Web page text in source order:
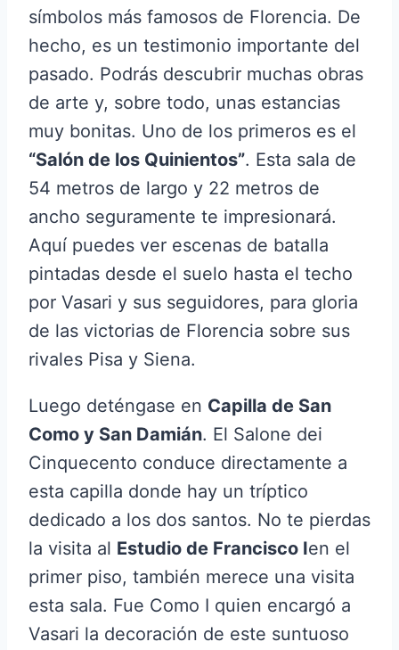
símbolos más famosos de Florencia. De
hecho, es un testimonio importante del
pasado. Podrás descubrir muchas obras
de arte y, sobre todo, unas estancias
muy bonitas. Uno de los primeros es el
“Salón de los Quinientos”. Esta sala de
54 metros de largo y 22 metros de
ancho seguramente te impresionará.
Aquí puedes ver escenas de batalla
pintadas desde el suelo hasta el techo
por Vasari y sus seguidores, para gloria
de las victorias de Florencia sobre sus
rivales Pisa y Siena.
Luego deténgase en Capilla de San
Como y San Damián. El Salone dei
Cinquecento conduce directamente a
esta capilla donde hay un tríptico
dedicado a los dos santos. No te pierdas
la visita al Estudio de Francisco Ien el
primer piso, también merece una visita
esta sala. Fue Como I quien encargó a
Vasari la decoración de este suntuoso